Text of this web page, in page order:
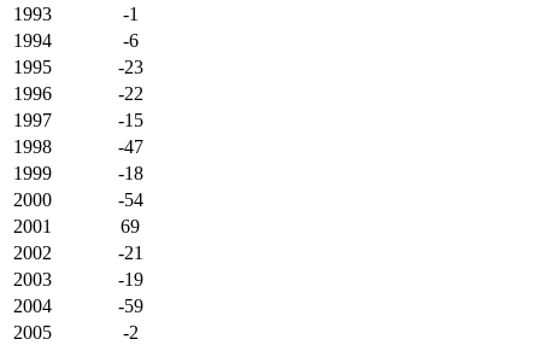
1993
-1
1994
-6
1995
-23
1996
-22
1997
-15
1998
-47
1999
-18
2000
-54
2001
69
2002
-21
2003
-19
2004
-59
2005
-2